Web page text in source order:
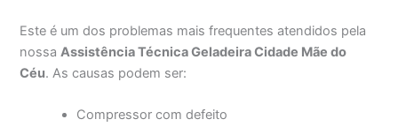
Este é um dos problemas mais frequentes atendidos pela
nossaAssistência Técnica Geladeira Cidade Mãe do
Céu. As causas podem ser:
Compressor com defeito